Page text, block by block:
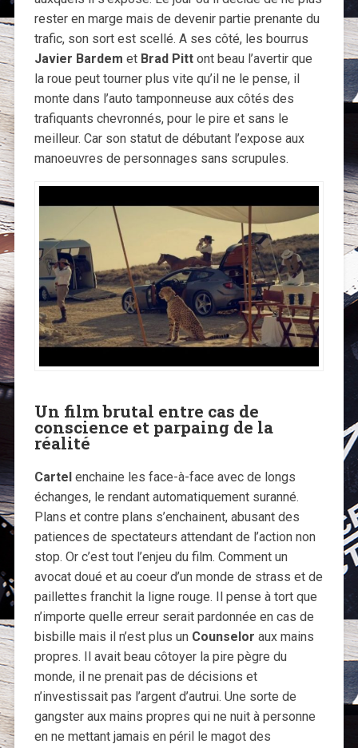
rester en marge mais de devenir partie prenante du
trafic, son sort est scellé. A ses côté, les bourrus
Javier Bardem et Brad Pittont beau l’avertir que
la roue peut tourner plus vite qu’il ne le pense, il
monte dans l’auto tamponneuse aux côtés des
trafiquants chevronnés, pour le pire et sans le
meilleur. Car son statut de débutant l’expose aux
manoeuvres de personnages sans scrupules.
Un film brutal entre cas de
conscience et parpaing de la
réalité
Cartel enchaine les face-à-face avec de longs
échanges, le rendant automatiquement suranné.
Plans et contre plans s’enchainent, abusant des
patiences de spectateurs attendant de l’action non
stop. Or c’est tout l’enjeu du film. Comment un
avocat doué et au coeur d’un monde de strass et de
paillettes franchit la ligne rouge. Il pense à tort que
n’importe quelle erreur serait pardonnée en cas de
bisbille mais il n’est plus un Counselor aux mains
propres. Il avait beau côtoyer la pire pègre du
monde, il ne prenait pas de décisions et
n’investissait pas l’argent d’autrui. Une sorte de
gangster aux mains propres qui ne nuit à personne
en ne mettant jamais en péril le magot des